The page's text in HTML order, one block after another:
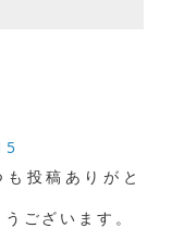
投稿ありがと
ございます。